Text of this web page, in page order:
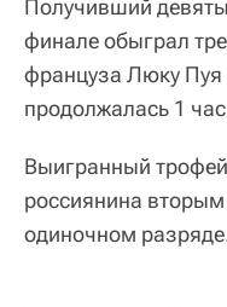
Получивший
финале обыграл
француза Люку Пуя
продолжалась 1
Выигранный
россиянина вторым
одиночном